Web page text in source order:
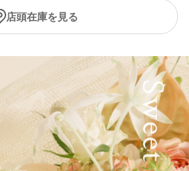
店頭在庫を見る